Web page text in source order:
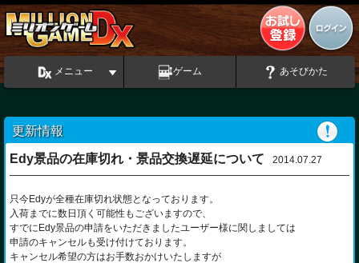
メニュー ゲーム あそびかた
更新情報
Edy景品の在庫切れ・景品交換遅延について 2014.07.27
只今Edyが全種在庫切れ状態となっております。
入荷までに数日頂く可能性もございますので、
すでにEdy景品の申請をいただきましたユーザー様に関しましては
申請のキャンセルも受け付けております。
キャンセル希望の方はお手数おかけいたしますが